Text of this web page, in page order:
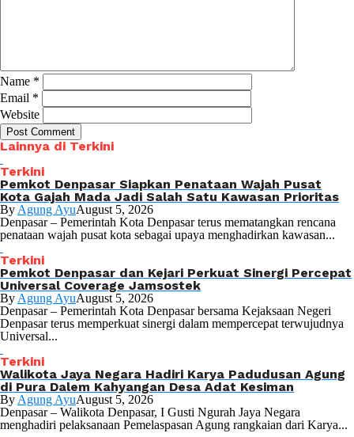
Name *
Email *
Website
Lainnya di Terkini
Terkini
Pemkot Denpasar Siapkan Penataan Wajah Pusat
Kota Gajah Mada Jadi Salah Satu Kawasan Prioritas
By Agung AyuAugust 5, 2026
Denpasar – Pemerintah Kota Denpasar terus mematangkan rencana
penataan wajah pusat kota sebagai upaya menghadirkan kawasan...
Terkini
Pemkot Denpasar dan Kejari Perkuat Sinergi Percepat
Universal Coverage Jamsostek
By Agung AyuAugust 5, 2026
Denpasar – Pemerintah Kota Denpasar bersama Kejaksaan Negeri
Denpasar terus memperkuat sinergi dalam mempercepat terwujudnya
Universal...
Terkini
Walikota Jaya Negara Hadiri Karya Padudusan Agung
di Pura Dalem Kahyangan Desa Adat Kesiman
By Agung AyuAugust 5, 2026
Denpasar – Walikota Denpasar, I Gusti Ngurah Jaya Negara
menghadiri pelaksanaan Pemelaspasan Agung rangkaian dari Karya...